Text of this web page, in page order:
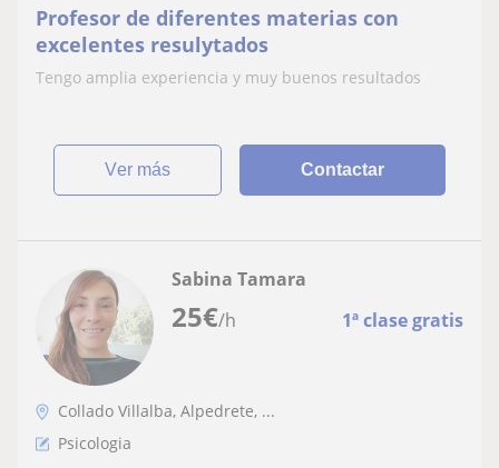
Profesor de diferentes materias con
excelentes resulytados
Tengo amplia experiencia y muy buenos resultados
ver más Contactar
25€/h 1ª clase gratis
Sabina Tamara
Collado Villalba, Alpedrete, ...
Psicologia